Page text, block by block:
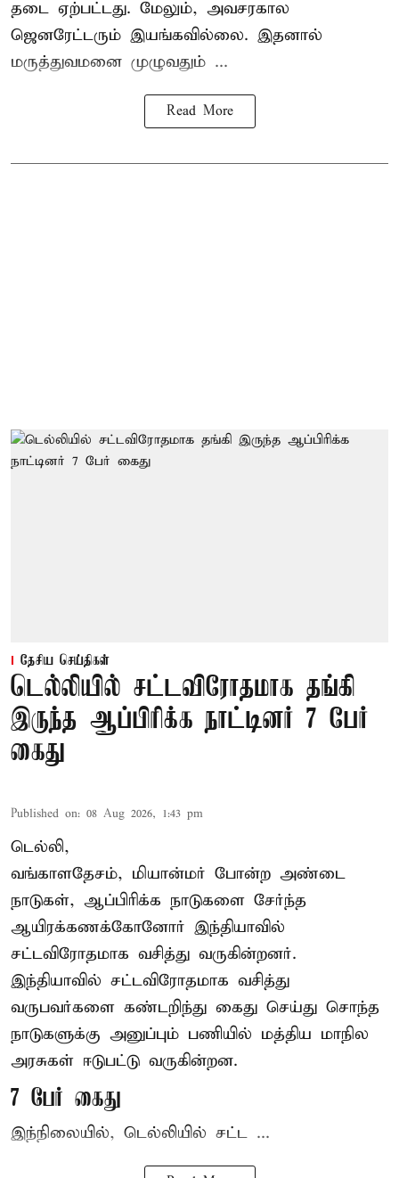
தடை ஏற்பட்டது. மேலும், அவசரகால
ஜெனரேட்டரும் இயங்கவில்லை. இதனால்
மருத்துவமனை முழுவதும் ...
Read More
தேசிய செய்திகள்
டெல்லியில் சட்டவிரோதமாக தங்கி
இருந்த ஆப்பிரிக்க நாட்டினர் 7 பேர்
கைது
Published on: 08 Aug 2026, 1:43 pm
டெல்லி,
வங்காளதேசம், மியான்மர் போன்ற அண்டை
நாடுகள், ஆப்பிரிக்க நாடுகளை சேர்ந்த
ஆயிரக்கணக்கோனோர் இந்தியாவில்
சட்டவிரோதமாக வசித்து வருகின்றனர்.
இந்தியாவில் சட்டவிரோதமாக வசித்து
வருபவர்களை கண்டறிந்து கைது செய்து சொந்த
நாடுகளுக்கு அனுப்பும் பணியில் மத்திய மாநில
அரசுகள் ஈடுபட்டு வருகின்றன.
7 பேர் கைது
இந்நிலையில், டெல்லியில் சட்ட ...